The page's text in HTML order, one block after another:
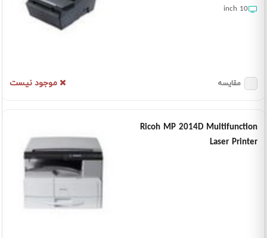
10 inch
موجود نیست مقایسه
Ricoh MP 2014D Multifunction
Laser Printer